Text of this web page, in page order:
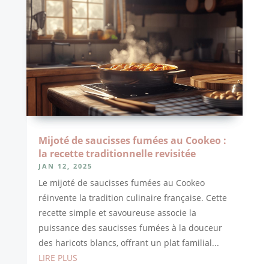
Mijoté de saucisses fumées au Cookeo :
la recette traditionnelle revisitée
JAN 12, 2025
Le mijoté de saucisses fumées au Cookeo
réinvente la tradition culinaire française. Cette
recette simple et savoureuse associe la
puissance des saucisses fumées à la douceur
des haricots blancs, offrant un plat familial...
LIRE PLUS